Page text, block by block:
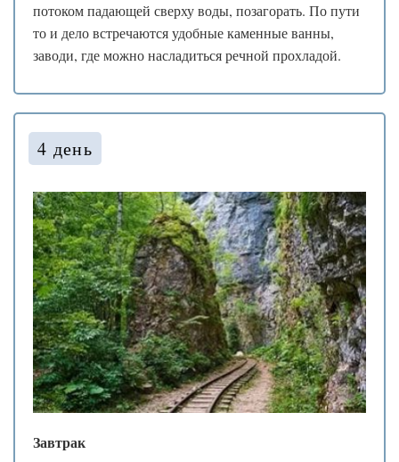
потоком падающей сверху воды, позагорать. По пути
то и дело встречаются удобные каменные ванны,
заводи, где можно насладиться речной прохладой.
4 день
❆
❅
❄
.
❄
*
. *
❄
❄
❅ .
*
❅
❅
* ❆
* ❆
* ❄
❆ ❅
*
*
*
❅
Завтрак